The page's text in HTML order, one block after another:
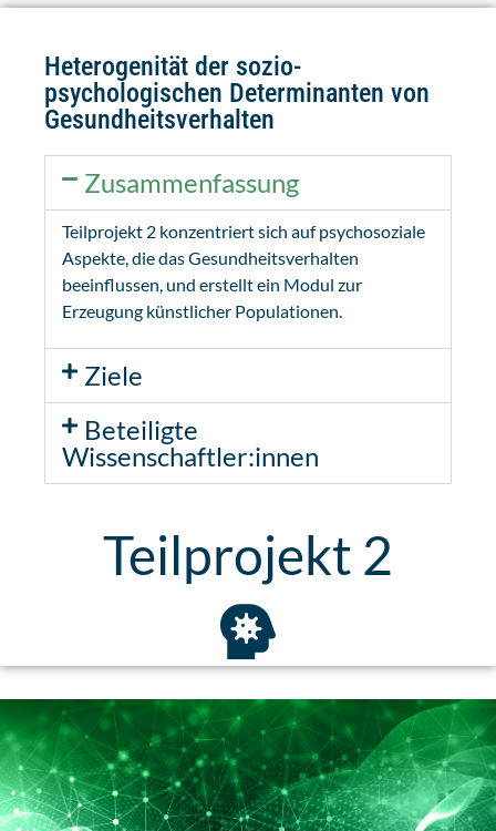
Heterogenität der sozio-
psychologischen Determinanten von
Gesundheitsverhalten
Zusammenfassung
Teilprojekt 2 konzentriert sich auf psychosoziale
Aspekte, die das Gesundheitsverhalten
beeinflussen, und erstellt ein Modul zur
Erzeugung künstlicher Populationen.
Ziele
Beteiligte
Wissenschaftler:innen
Teilprojekt 2